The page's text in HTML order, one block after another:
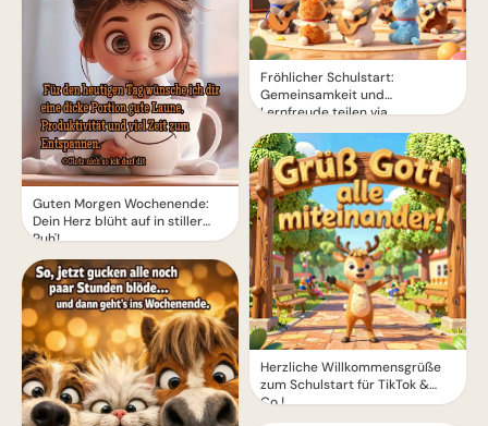
Guten Morgen Wochenende:
Dein Herz blüht auf in stiller
Ruh'!
Fröhlicher Schulstart:
Gemeinsamkeit und
Lernfreude teilen via
WhatsApp!
Herzliche Willkommensgrüße
zum Schulstart für TikTok &
Co.!